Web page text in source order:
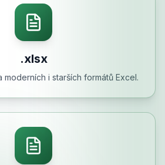
.xlsx
moderních i starších formátů Excel.